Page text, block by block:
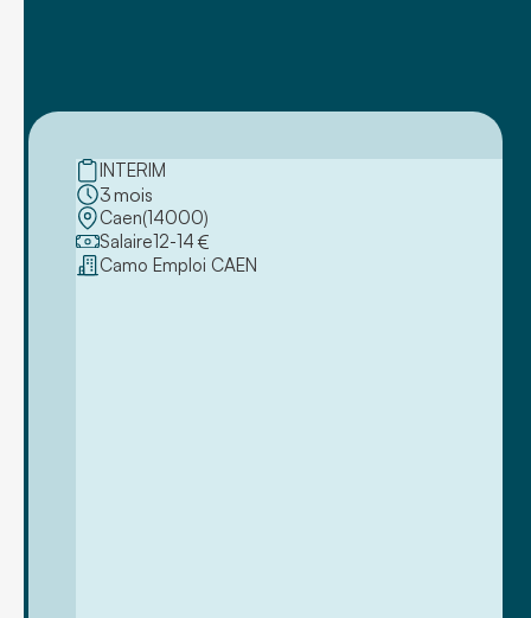
INTERIM
3mois
Caen(14000)
Salaire12-14 €
Camo Emploi CAEN